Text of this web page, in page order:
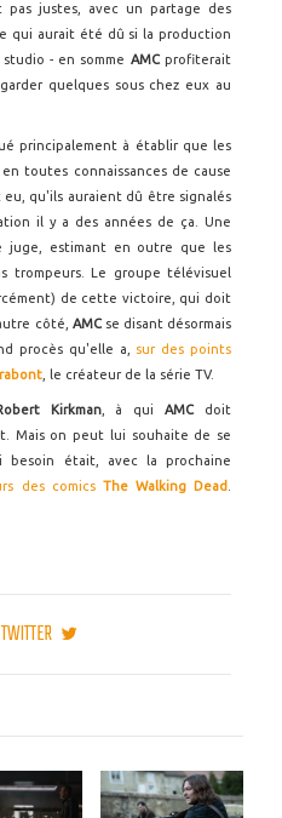
pas justes, avec un partage des
qui aurait été dû si la production
- en somme AMCprofiterait
quelques sous chez eux au
principalement à établir que les
toutes connaissances de cause
qu'ils auraient dû être signalés
il y a des années de ça. Une
juge, estimant en outre que les
trompeurs. Le groupe télévisuel
de cette victoire, qui doit
côté, AMC se disant désormais
procès qu'elle a, sur des points
, le créateur de la série TV.
Kirkman, à quiAMC doit
Mais on peut lui souhaite de se
besoin était, avec la prochaine
des comics The Walking Dead